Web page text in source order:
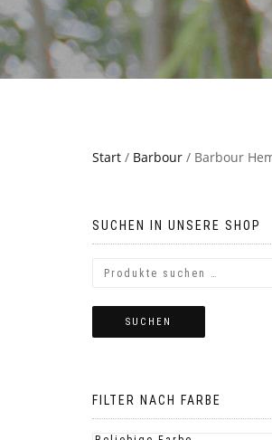
Start / Barbour / Barbour
SUCHEN IN UNSERE SHOP
SUCHEN
FILTER NACH FARBE